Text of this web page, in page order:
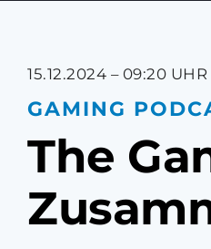
15.12.2024 – 09:20 UHR
GAMING
The